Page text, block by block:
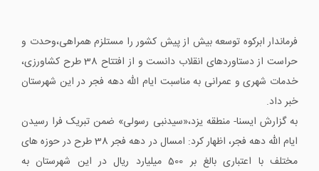
فرماندار ابرکوه توسعه بیش از پیش کشور را مستلزم همراهی،‌وحدت و
حراست از دستاوردهای انقلاب دانست و از افتتاح 38 طرح کشاورزی،
خدمات شهری و عمرانی به مناسبت ایام الله دهه فجر در این شهرستان
خبر داد.
به گزارش ایسنا- منطقه یزد،«سیدنبی رسولی» ضمن تبریک فرا رسیدن
ایام الله دهه فجر،‌ اظهار کرد: امسال در دهه فجر 38 طرح در حوزه های
مختلف با اعتباری بالغ بر 500 میلیارد ریال در این شهرستان به